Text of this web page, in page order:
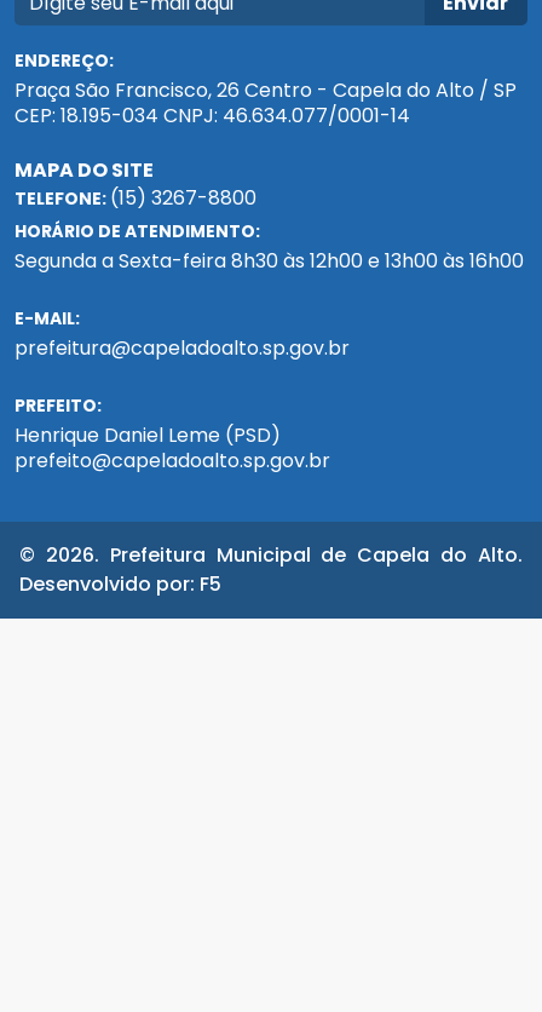
ENDEREÇO:
Praça São Francisco, 26 Centro - Capela do Alto / SP
CEP: 18.195-034 CNPJ: 46.634.077/0001-14
MAPA DO SITE
TELEFONE: (15) 3267-8800
HORÁRIO DE ATENDIMENTO:
Segunda a Sexta-feira 8h30 às 12h00 e 13h00 às 16h00
E-MAIL:
prefeitura@capeladoalto.sp.gov.br
PREFEITO:
Henrique Daniel Leme (PSD)
prefeito@capeladoalto.sp.gov.br
© 2026. Prefeitura Municipal de Capela do Alto.
Desenvolvido por: F5